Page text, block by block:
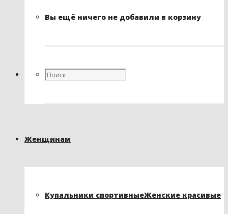
Вы ещё ничего не добавили в корзину
Женщинам
Купальники спортивныеЖенские красивые